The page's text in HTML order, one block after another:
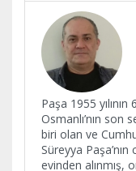
Paşa 1955
Osmanlı’nın son
biri olan ve
Süreyya
evinden alınmış,